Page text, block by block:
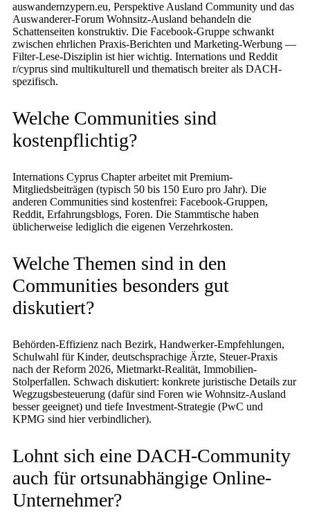
auswandernzypern.eu, Perspektive Ausland Community und das
Auswanderer-Forum Wohnsitz-Ausland behandeln die
Schattenseiten konstruktiv. Die Facebook-Gruppe schwankt
zwischen ehrlichen Praxis-Berichten und Marketing-Werbung —
Filter-Lese-Disziplin ist hier wichtig. Internations und Reddit
r/cyprus sind multikulturell und thematisch breiter als DACH-
spezifisch.
Welche Communities sind
kostenpflichtig?
Internations Cyprus Chapter arbeitet mit Premium-
Mitgliedsbeiträgen (typisch 50 bis 150 Euro pro Jahr). Die
anderen Communities sind kostenfrei: Facebook-Gruppen,
Reddit, Erfahrungsblogs, Foren. Die Stammtische haben
üblicherweise lediglich die eigenen Verzehrkosten.
Welche Themen sind in den
Communities besonders gut
diskutiert?
Behörden-Effizienz nach Bezirk, Handwerker-Empfehlungen,
Schulwahl für Kinder, deutschsprachige Ärzte, Steuer-Praxis
nach der Reform 2026, Mietmarkt-Realität, Immobilien-
Stolperfallen. Schwach diskutiert: konkrete juristische Details zur
Wegzugsbesteuerung (dafür sind Foren wie Wohnsitz-Ausland
besser geeignet) und tiefe Investment-Strategie (PwC und
KPMG sind hier verbindlicher).
Lohnt sich eine DACH-Community
auch für ortsunabhängige Online-
Unternehmer?